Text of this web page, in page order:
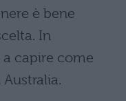
è bene
In
a capire come